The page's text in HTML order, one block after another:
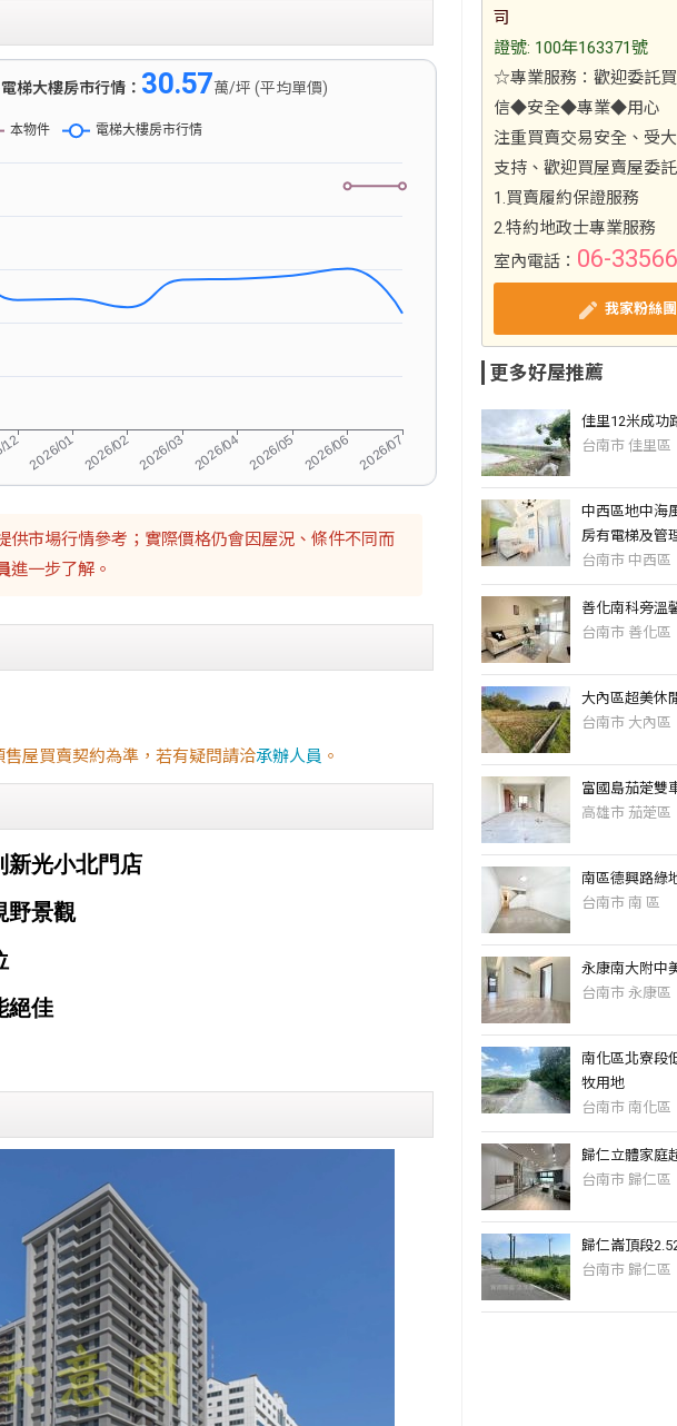
電梯大樓房市行情： 30.57萬/坪 (平均單價)
供市場行情參考；實際價格仍會因屋況、條件不同而
進一步了解。
屋買賣契約為準，若有疑問請洽承辦人員 。
司
證號: 100年163371號
☆專業服務：歡迎委託
信◆安全◆專業◆用心
注重買賣交易安全、受
支持、歡迎買屋賣屋委託
1.買賣履約保證服務
2.特約地政士專業服務
室內電話： 06-
我家粉絲團
更多好屋推薦
佳里12米成功
台南市 佳里區
中西區地中海
房有電梯及管
台南市 中西區
善化南科旁溫
台南市 善化區
大內區超美休
台南市 大內區
富國島茄萣雙
高雄市 茄萣區
南區德興路綠
台南市 南 區
永康南大附中
台南市 永康區
南化區北寮段
牧用地
台南市 南化區
歸仁立體家庭
台南市 歸仁區
歸仁崙頂段
台南市 歸仁區